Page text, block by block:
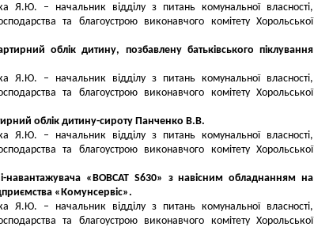
Я.Ю. – начальник відділу з питань комунальної власності,
та благоустрою виконавчого комітету Хорольської
облік дитину, позбавлену батьківського піклування
Я.Ю. – начальник відділу з питань комунальної власності,
та благоустрою виконавчого комітету Хорольської
облік дитину-сироту Панченко В.В.
Я.Ю. – начальник відділу з питань комунальної власності,
та благоустрою виконавчого комітету Хорольської
навантажувача «BOBCAT S630» з навісним обладнанням на
«Комунсервіс».
Я.Ю. – начальник відділу з питань комунальної власності,
та благоустрою виконавчого комітету Хорольської